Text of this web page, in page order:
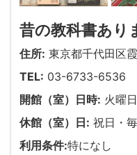
昔の教科書あり
住所: 東京都千代田区
TEL: 03-6733-6536
開館（室）日時: 火曜
休館（室）日: 祝日・
利用条件:特になし